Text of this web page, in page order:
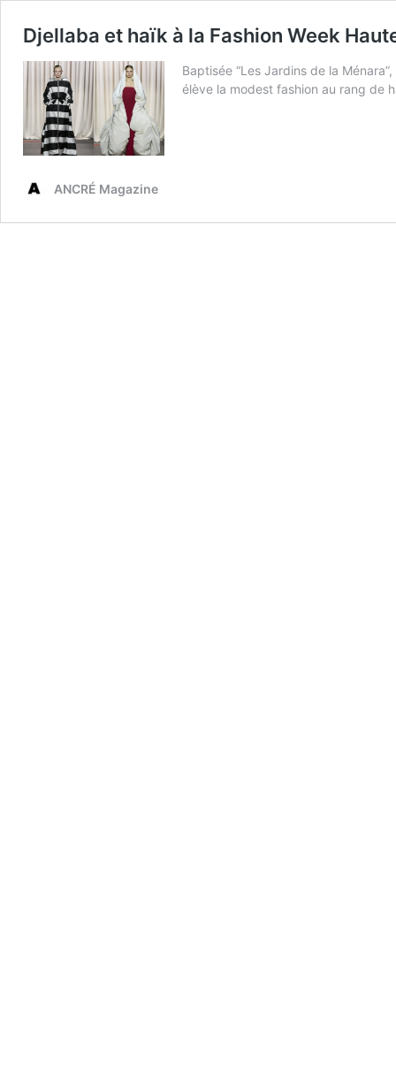
Djellaba et haïk à la Fashion Week
Baptisée “Les Jardins de la
élève la modest fashion au rang de
ANCRÉ Magazine